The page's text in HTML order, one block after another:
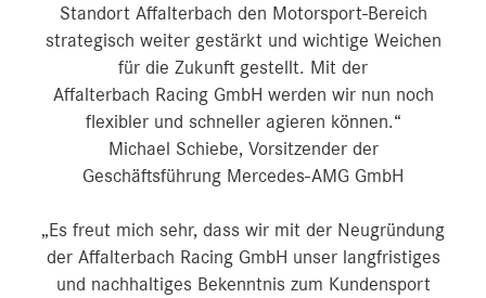
Standort Affalterbach den Motorsport-Bereich
strategisch weiter gestärkt und wichtige Weichen
für die Zukunft gestellt. Mit der
Affalterbach Racing GmbH werden wir nun noch
flexibler und schneller agieren können.“
Michael Schiebe, Vorsitzender der
Geschäftsführung Mercedes‑AMG GmbH
„Es freut mich sehr, dass wir mit der Neugründung
der Affalterbach Racing GmbH unser langfristiges
und nachhaltiges Bekenntnis zum Kundensport